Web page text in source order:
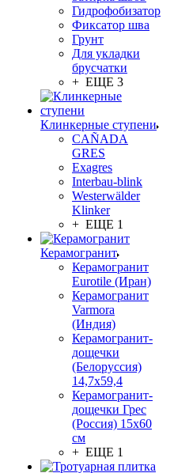
Гидрофобизатор
Фиксатор шва
Грунт
Для укладки
брусчатки
+ ЕЩЕ 3
Клинкерные ступени
CAÑADA
GRES
Exagres
Interbau-blink
Westerwälder
Klinker
+ ЕЩЕ 1
Керамогранит
Керамогранит
Eurotile (Иран)
Керамогранит
Varmora
(Индия)
Керамогранит-
дощечки
(Белоруссия)
14,7x59,4
Керамогранит-
дощечки Грес
(Россия) 15х60
см
+ ЕЩЕ 1